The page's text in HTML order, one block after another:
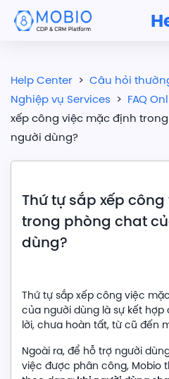
Help Center > Câu hỏi
Nghiệp vụ Services > FAQ
xếp công việc mặc định
người dùng?
Thứ tự sắp xếp
trong phòng chat
dùng?
Thứ tự sắp xếp công việc
của người dùng là sự kết
lời, chưa hoàn tất, từ cũ đến
Ngoài ra, để hỗ trợ người
việc được phân công, Mobio